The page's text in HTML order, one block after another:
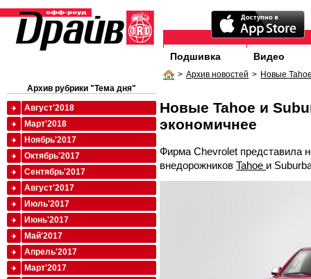
Подшивка Видео
> Архив новостей > Новые
Новые Tahoe и
экономичнее
Фирма Chevrolet представила
внедорожниковTahoe и
Архив рубрики "Тема дня"
Август'2018
Март'2018
Ноябрь'2017
Октябрь'2017
Сентябрь'2017
Август'2017
Июль'2017
Июнь'2017
Май'2017
Апрель'2017
Март'2017